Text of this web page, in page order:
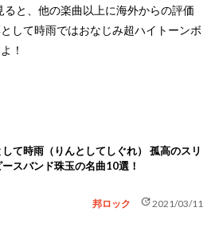
と、他の楽曲以上に海外からの評価
して時雨ではおなじみ超ハイトーンボ
！
て時雨（りんとしてしぐれ） 孤高のスリ
ースバンド珠玉の名曲10選！
邦ロック update2021/03/11